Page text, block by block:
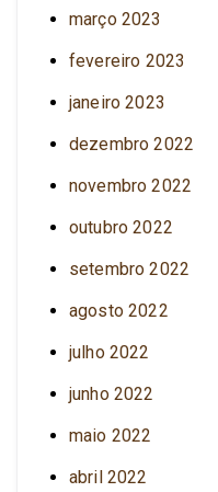
março 2023
fevereiro 2023
janeiro 2023
dezembro 2022
novembro 2022
outubro 2022
setembro 2022
agosto 2022
julho 2022
junho 2022
maio 2022
abril 2022